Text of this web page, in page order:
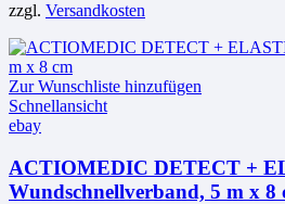
zzgl. Versandkosten
Zur Wunschliste hinzufügen
Schnellansicht
ebay
ACTIOMEDIC DETECT +
Wundschnellverband, 5 m x 8